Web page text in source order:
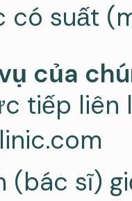
có suất
của
tiếp liên
(bác sĩ)